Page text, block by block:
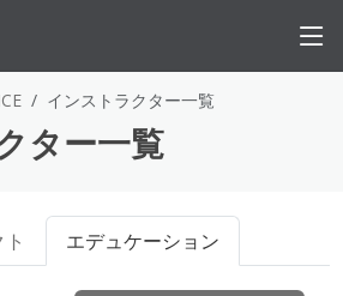
インストラクター一覧
ター一覧
エデュケーション